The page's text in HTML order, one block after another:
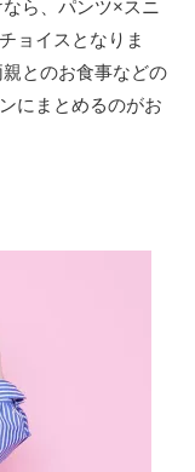
ョイスとなりま
にまとめるのがお